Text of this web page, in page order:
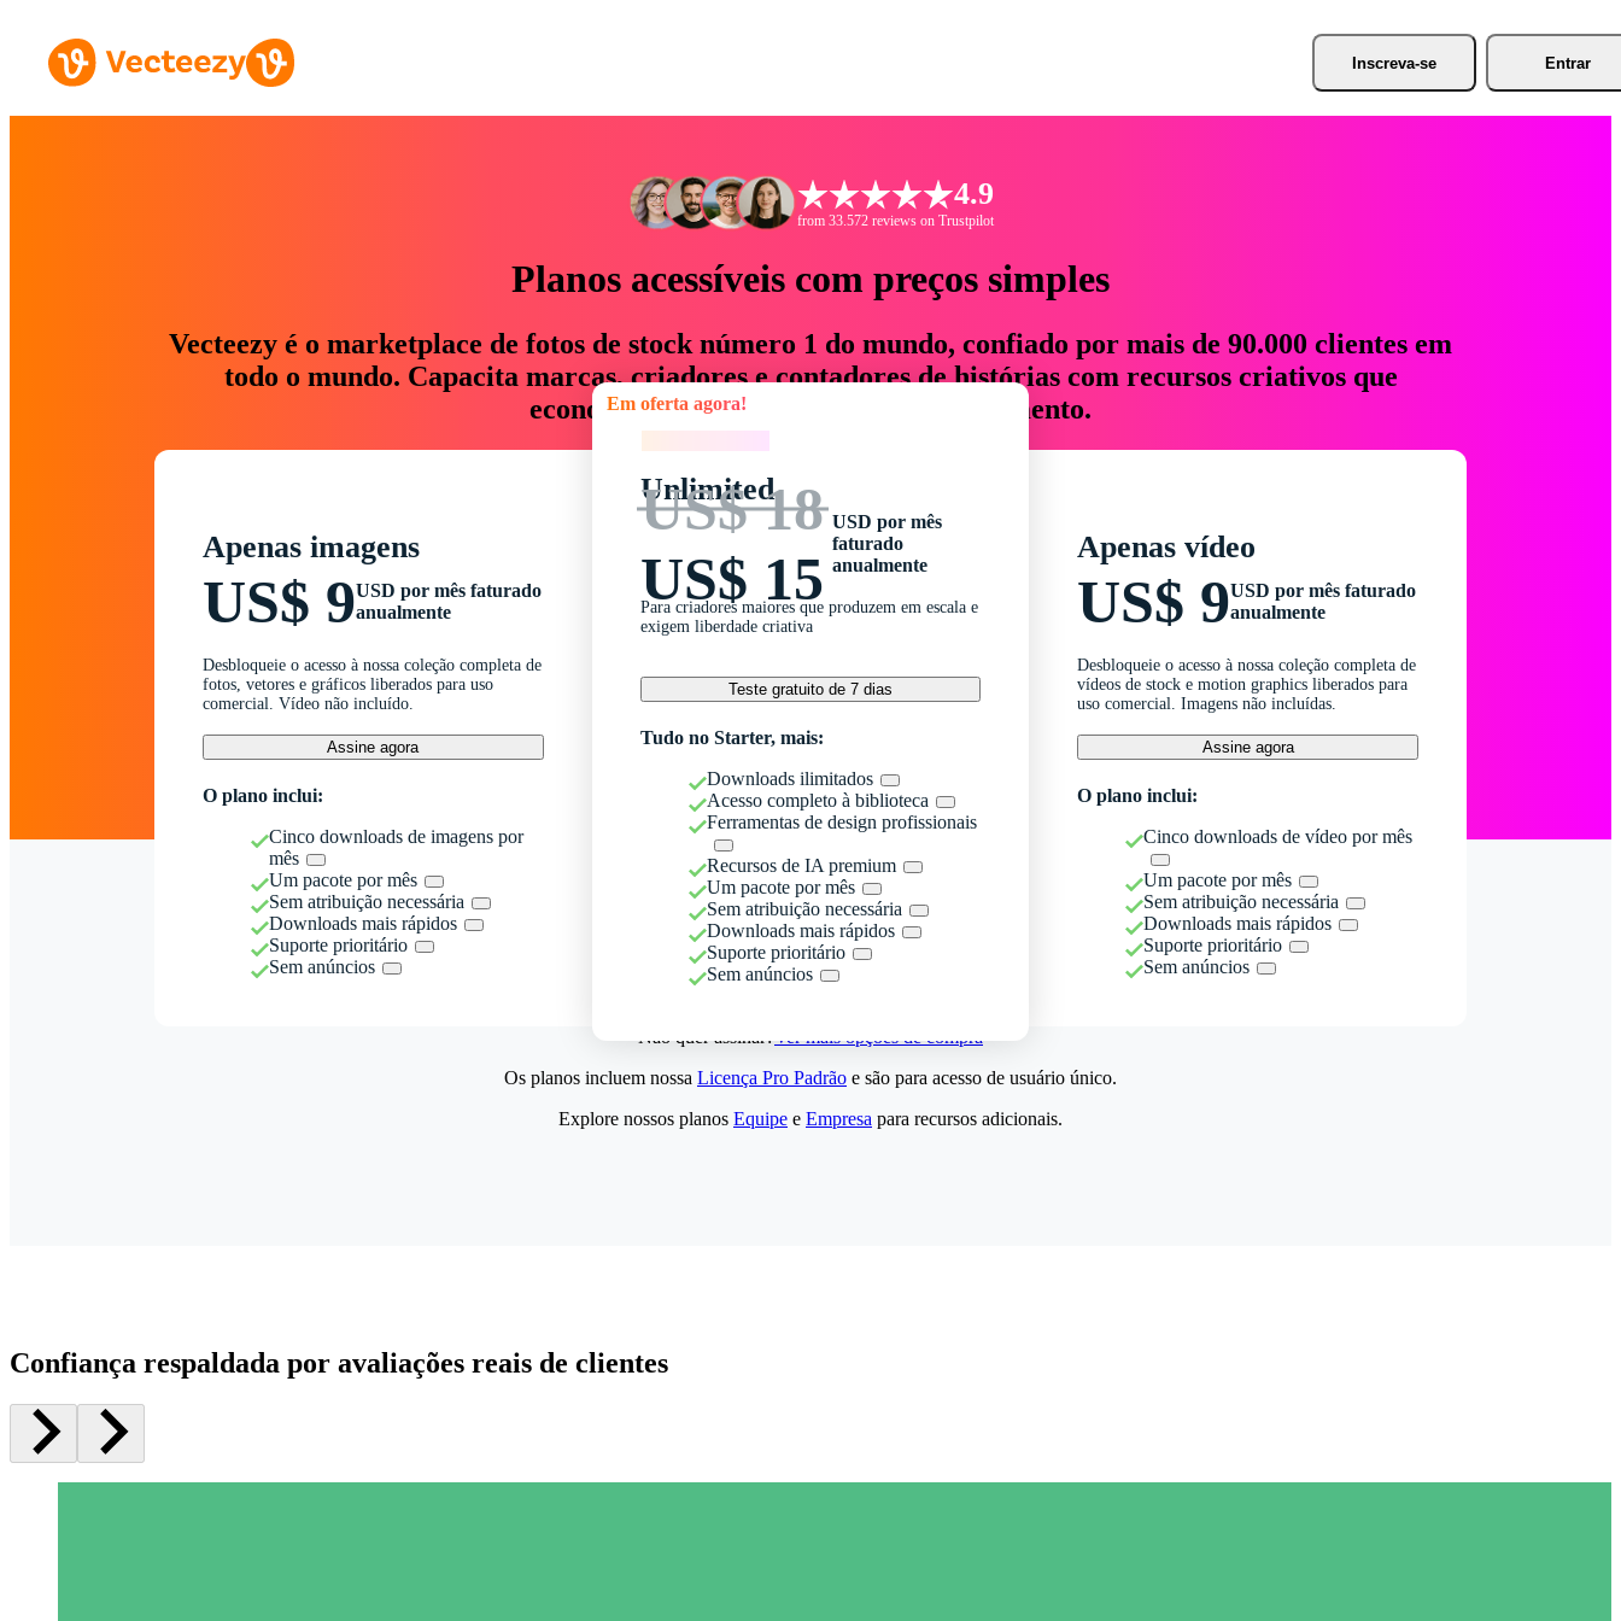
Inscreva-se Entrar
4.9
from 33.572 reviews on Trustpilot
Planos acessíveis com preços simples
Vecteezy é o marketplace de fotos de stock número 1 do mundo, confiado por mais de 90.000 clientes em
todo o mundo. Capacita marcas, criadores e contadores de histórias com recursos criativos que
economizam até 76% em tempo e orçamento.
Apenas imagens
US$ 9USD por mês faturado
anualmente
Desbloqueie o acesso à nossa coleção completa de
fotos, vetores e gráficos liberados para uso
comercial. Vídeo não incluído.
Assine agora
O plano inclui:
Cinco downloads de imagens por
mês
Um pacote por mês
Sem atribuição necessária
Downloads mais rápidos
Suporte prioritário
Sem anúncios
Em oferta agora!
Unlimited
US$ 18
US$ 15
USD por mês
faturado
anualmente
Para criadores maiores que produzem em escala e
exigem liberdade criativa
Teste gratuito de 7 dias
Tudo no Starter, mais:
Downloads ilimitados
Acesso completo à biblioteca
Ferramentas de design profissionais
Recursos de IA premium
Um pacote por mês
Sem atribuição necessária
Downloads mais rápidos
Suporte prioritário
Sem anúncios
Apenas vídeo
US$ 9USD por mês faturado
anualmente
Desbloqueie o acesso à nossa coleção completa de
vídeos de stock e motion graphics liberados para
uso comercial. Imagens não incluídas.
Assine agora
O plano inclui:
Cinco downloads de vídeo por mês
Um pacote por mês
Sem atribuição necessária
Downloads mais rápidos
Suporte prioritário
Sem anúncios
Não quer assinar?Ver mais opções de compra
Os planos incluem nossa Licença Pro Padrão e são para acesso de usuário único.
Explore nossos planos Equipe e Empresa para recursos adicionais.
Confiança respaldada por avaliações reais de clientes